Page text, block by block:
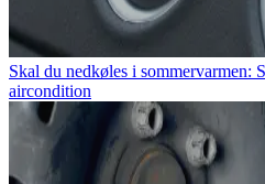
Skal du nedkøles i sommervarmen:
aircondition